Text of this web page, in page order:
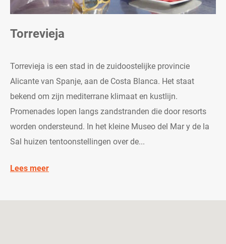
Torrevieja
Torrevieja is een stad in de zuidoostelijke provincie
Alicante van Spanje, aan de Costa Blanca. Het staat
bekend om zijn mediterrane klimaat en kustlijn.
Promenades lopen langs zandstranden die door resorts
worden ondersteund. In het kleine Museo del Mar y de la
Sal huizen tentoonstellingen over de...
Lees meer